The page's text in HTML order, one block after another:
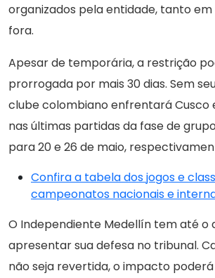
organizados pela entidade, tanto
fora.
Apesar de temporária, a restrição
prorrogada por mais 30 dias. Sem
clube colombiano enfrentará Cusco
nas últimas partidas da fase de
para 20 e 26 de maio,
Confira a tabela dos jogos e
campeonatos nacionais e
O Independiente Medellín tem até o
apresentar sua defesa no tribunal.
não seja revertida, o impacto